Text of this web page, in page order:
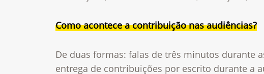
Como acontece a contribuição nas audiências?
De duas formas: falas de três minutos durante
entrega de contribuições por escrito durante a